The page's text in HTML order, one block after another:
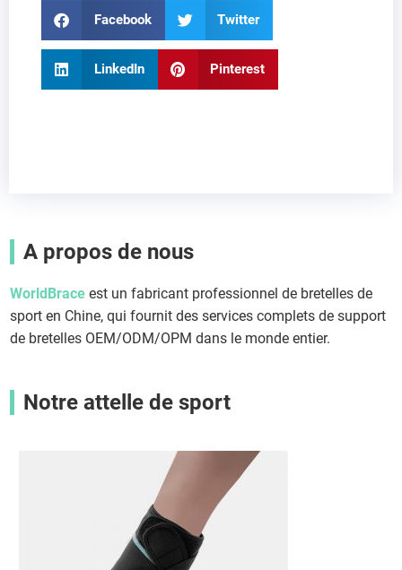
Facebook Twitter
LinkedIn Pinterest
A propos de nous
WorldBrace est un fabricant professionnel de bretelles de
sport en Chine, qui fournit des services complets de support
de bretelles OEM/ODM/OPM dans le monde entier.
Notre attelle de sport